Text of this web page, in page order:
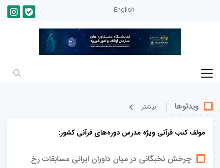
English
ویدئوها بيشتر
مولف کتب قرآنی ویژه مدرس دوره‌های قرآنی کشور:
چرخش نخبگانی در میان داوران ایرانی مسابقات رخ